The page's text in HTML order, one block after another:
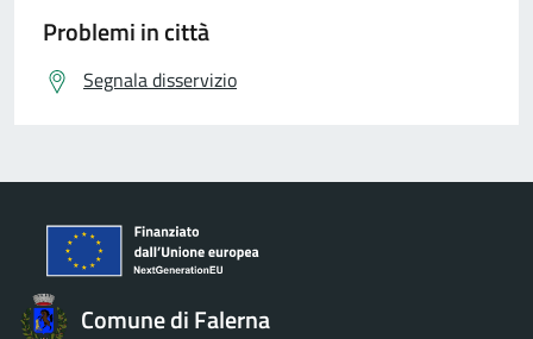
Problemi in città
Segnala disservizio
Comune di Falerna